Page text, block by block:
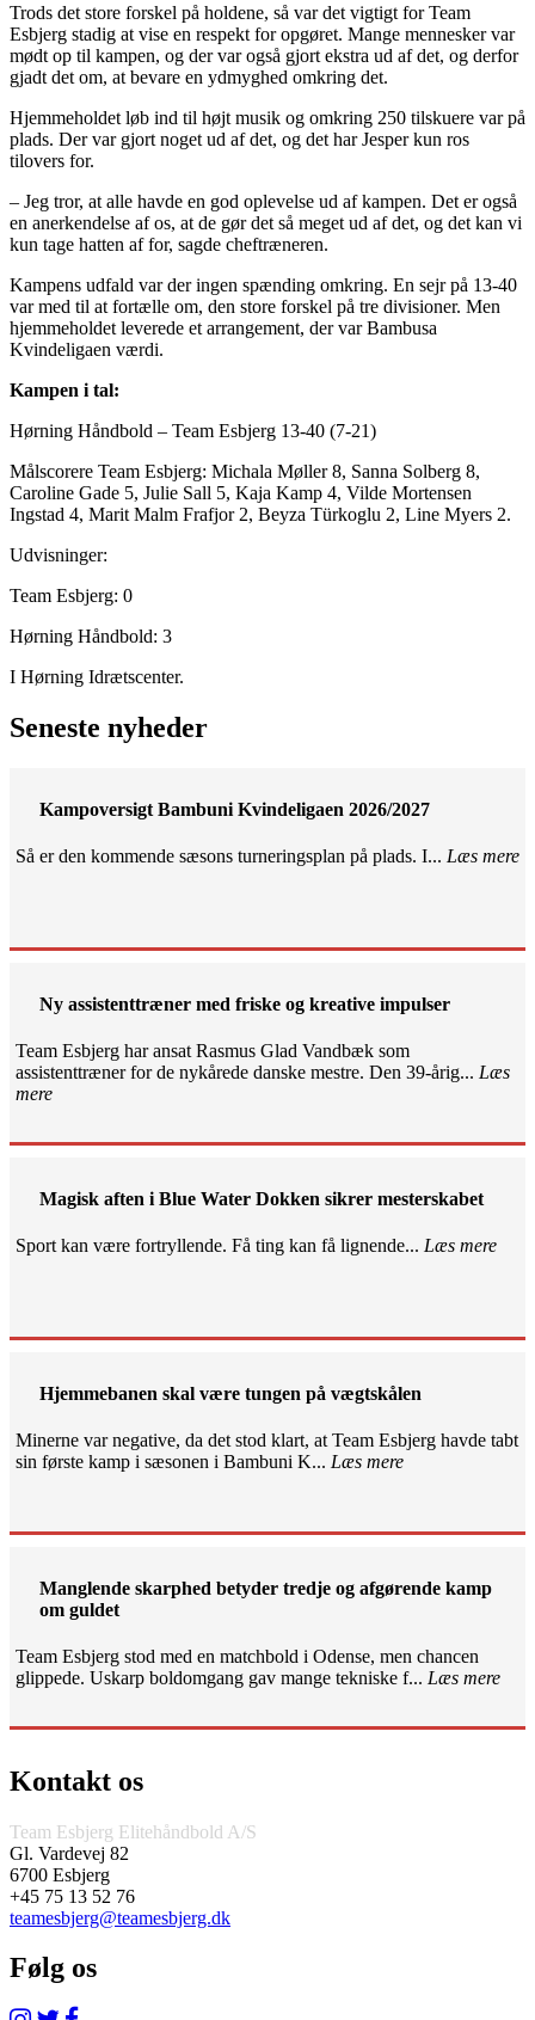
Trods det store forskel på holdene, så var det vigtigt for Team
Esbjerg stadig at vise en respekt for opgøret. Mange mennesker var
mødt op til kampen, og der var også gjort ekstra ud af det, og derfor
gjadt det om, at bevare en ydmyghed omkring det.
Hjemmeholdet løb ind til højt musik og omkring 250 tilskuere var på
plads. Der var gjort noget ud af det, og det har Jesper kun ros
tilovers for.
– Jeg tror, at alle havde en god oplevelse ud af kampen. Det er også
en anerkendelse af os, at de gør det så meget ud af det, og det kan vi
kun tage hatten af for, sagde cheftræneren.
Kampens udfald var der ingen spænding omkring. En sejr på 13-40
var med til at fortælle om, den store forskel på tre divisioner. Men
hjemmeholdet leverede et arrangement, der var Bambusa
Kvindeligaen værdi.
Kampen i tal:
Hørning Håndbold – Team Esbjerg 13-40 (7-21)
Målscorere Team Esbjerg: Michala Møller 8, Sanna Solberg 8,
Caroline Gade 5, Julie Sall 5, Kaja Kamp 4, Vilde Mortensen
Ingstad 4, Marit Malm Frafjor 2, Beyza Türkoglu 2, Line Myers 2.
Udvisninger:
Team Esbjerg: 0
Hørning Håndbold: 3
I Hørning Idrætscenter.
Seneste nyheder
Kampoversigt Bambuni Kvindeligaen 2026/2027
Så er den kommende sæsons turneringsplan på plads. I... Læs mere
Ny assistenttræner med friske og kreative impulser
Team Esbjerg har ansat Rasmus Glad Vandbæk som
assistenttræner for de nykårede danske mestre. Den 39-årig... Læs
mere
Magisk aften i Blue Water Dokken sikrer mesterskabet
Sport kan være fortryllende. Få ting kan få lignende... Læs mere
Hjemmebanen skal være tungen på vægtskålen
Minerne var negative, da det stod klart, at Team Esbjerg havde tabt
sin første kamp i sæsonen i Bambuni K... Læs mere
Manglende skarphed betyder tredje og afgørende kamp
om guldet
Team Esbjerg stod med en matchbold i Odense, men chancen
glippede. Uskarp boldomgang gav mange tekniske f... Læs mere
Kontakt os
Team Esbjerg Elitehåndbold A/S
Gl. Vardevej 82
6700 Esbjerg
+45 75 13 52 76
teamesbjerg@teamesbjerg.dk
Følg os